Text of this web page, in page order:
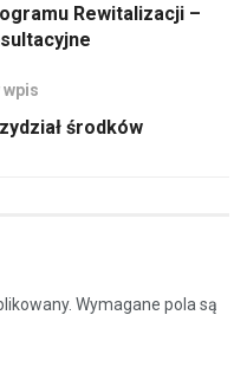
Rewitalizacji –
wpis
środków
Wymagane pola są